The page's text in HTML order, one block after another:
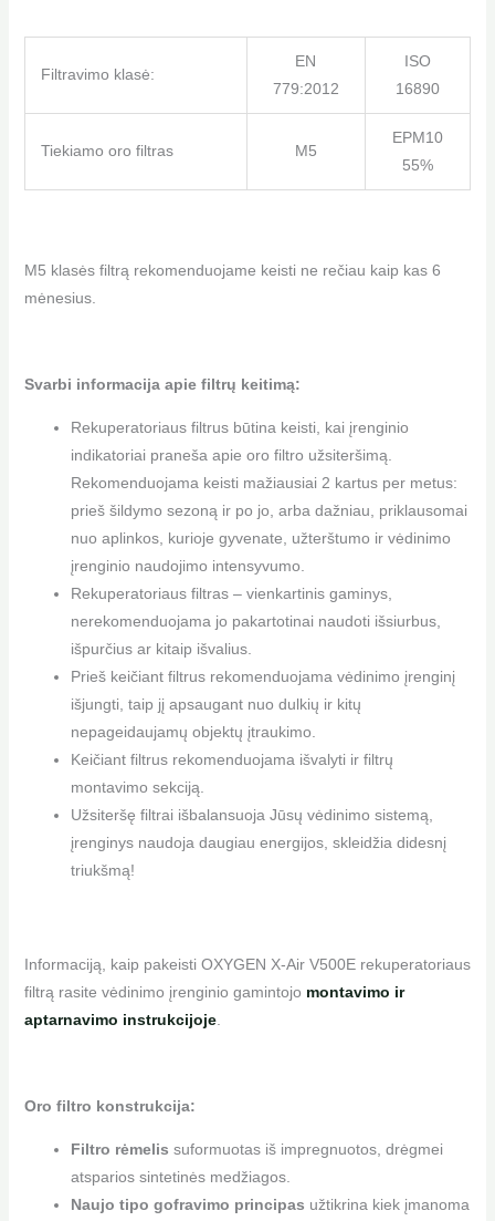
Filtravimo klasė:
EN
779:2012
ISO
16890
Tiekiamo oro filtras M5
EPM10
55%
M5 klasės filtrą rekomenduojame keisti ne rečiau kaip kas 6
mėnesius.
Svarbi informacija apie filtrų keitimą:
Rekuperatoriaus filtrus būtina keisti, kai įrenginio
indikatoriai praneša apie oro filtro užsiteršimą.
Rekomenduojama keisti mažiausiai 2 kartus per metus:
prieš šildymo sezoną ir po jo, arba dažniau, priklausomai
nuo aplinkos, kurioje gyvenate, užterštumo ir vėdinimo
įrenginio naudojimo intensyvumo.
Rekuperatoriaus filtras – vienkartinis gaminys,
nerekomenduojama jo pakartotinai naudoti išsiurbus,
išpurčius ar kitaip išvalius.
Prieš keičiant filtrus rekomenduojama vėdinimo įrenginį
išjungti, taip jį apsaugant nuo dulkių ir kitų
nepageidaujamų objektų įtraukimo.
Keičiant filtrus rekomenduojama išvalyti ir filtrų
montavimo sekciją.
Užsiteršę filtrai išbalansuoja Jūsų vėdinimo sistemą,
įrenginys naudoja daugiau energijos, skleidžia didesnį
triukšmą!
Informaciją, kaip pakeisti OXYGEN X-Air V500E rekuperatoriaus
filtrą rasite vėdinimo įrenginio gamintojo montavimo ir
aptarnavimo instrukcijoje.
Oro filtro konstrukcija:
Filtro rėmelis suformuotas iš impregnuotos, drėgmei
atsparios sintetinės medžiagos.
Naujo tipo gofravimo principas užtikrina kiek įmanoma